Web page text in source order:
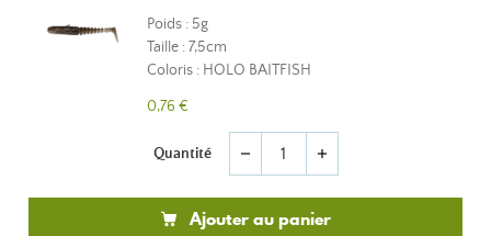
Poids : 5g
Taille : 7,5cm
Coloris : HOLO BAITFISH
0,76 €
Quantité remove add
Ajouter au panier